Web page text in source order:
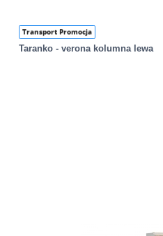
Transport Promocja
Taranko - verona kolumna lewa